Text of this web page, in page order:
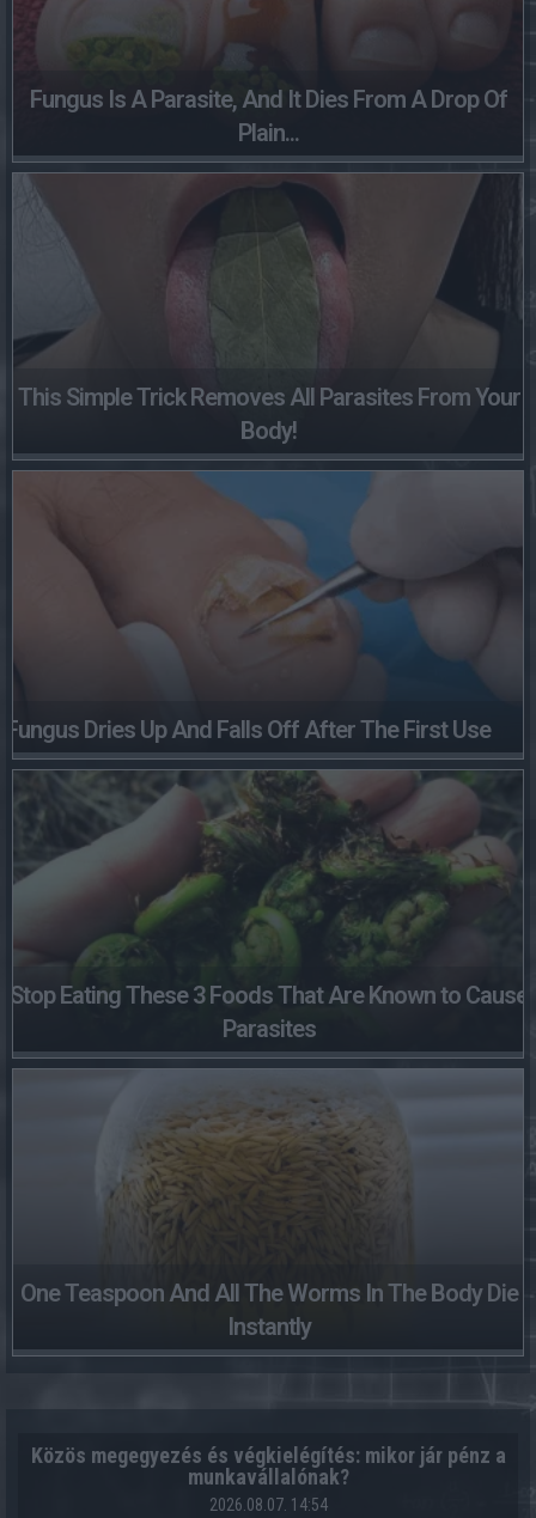
Fungus Is A Parasite, And It Dies From A Drop Of
Plain...
This Simple Trick Removes All Parasites From Your
Body!
Fungus Dries Up And Falls Off After The First Use
Stop Eating These 3 Foods That Are Known to Cause
Parasites
One Teaspoon And All The Worms In The Body Die
Instantly
Közös megegyezés és végkielégítés: mikor jár pénz a
munkavállalónak?
2026.08.07. 14:54